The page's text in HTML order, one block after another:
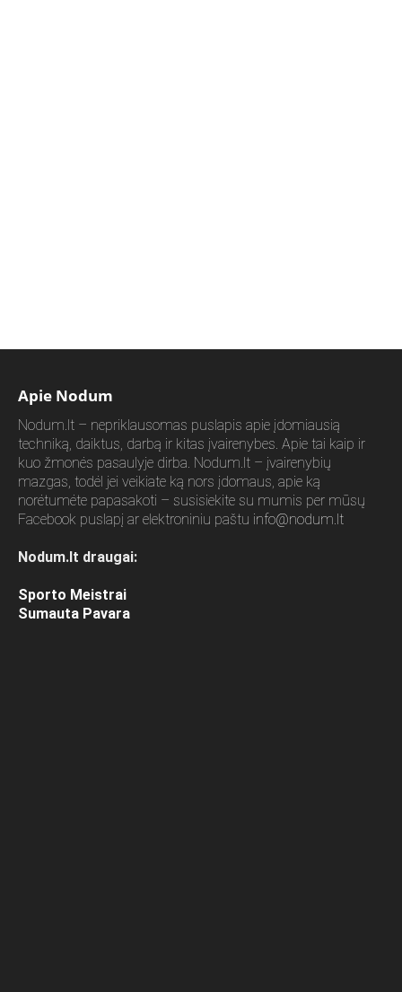
Apie Nodum
Nodum.lt – nepriklausomas puslapis apie įdomiausią
techniką, daiktus, darbą ir kitas įvairenybes. Apie tai kaip ir
kuo žmonės pasaulyje dirba. Nodum.lt – įvairenybių
mazgas, todėl jei veikiate ką nors įdomaus, apie ką
norėtumėte papasakoti – susisiekite su mumis per mūsų
Facebook puslapį ar elektroniniu paštu info@nodum.lt
Nodum.lt draugai:
Sporto Meistrai
Sumauta Pavara